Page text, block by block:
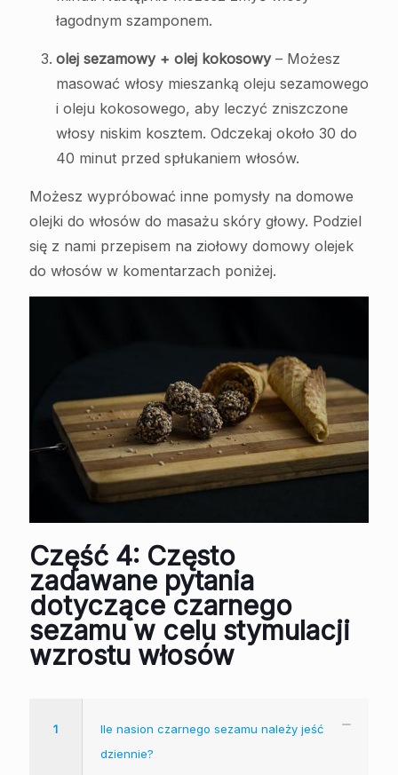
łagodnym szamponem.
olej sezamowy + olej kokosowy– Możesz
masować włosy mieszanką oleju sezamowego
i oleju kokosowego, aby leczyć zniszczone
włosy niskim kosztem. Odczekaj około 30 do
40 minut przed spłukaniem włosów.
Możesz wypróbować inne pomysły na domowe
olejki do włosów do masażu skóry głowy. Podziel
się z nami przepisem na ziołowy domowy olejek
do włosów w komentarzach poniżej.
Część 4: Często
zadawane pytania
dotyczące czarnego
sezamu w celu stymulacji
wzrostu włosów
1
Ile nasion czarnego sezamu należy jeść
dziennie?